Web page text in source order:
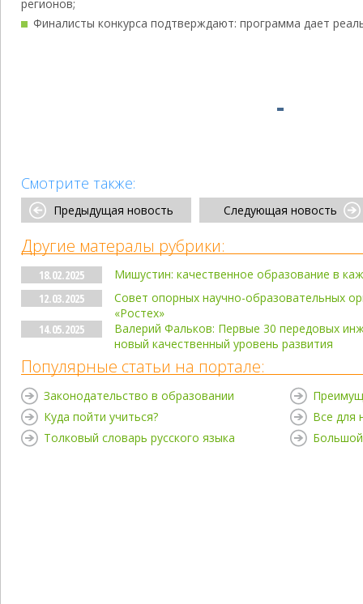
регионов;
Финалисты конкурса подтверждают: программа дает
Смотрите также:
Предыдущая новость Следующая новость
Другие матералы рубрики:
18.02.2025
Мишустин: качественное образование в
12.03.2025
Совет опорных научно-образовательных
«Ростех»
14.05.2025
Валерий Фальков: Первые 30 передовых
новый качественный уровень развития
Популярные статьи на портале:
Законодательство в образовании
Куда пойти учиться?
Толковый словарь русского языка
Все для
Большой